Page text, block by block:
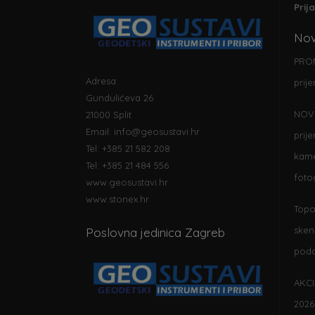
Adresa:
Gundulićeva 26
21000 Split
Email: info@geosustavi.hr
Tel: +385 21 582 208
Tel: +385 21 484 556
www.geosustavi.hr
www.stonex.hr
Poslovna jedinica Zagreb